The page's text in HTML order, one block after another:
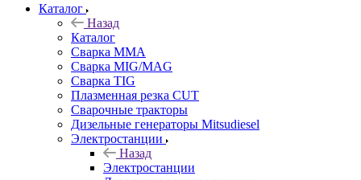
Каталог
Назад
Каталог
Сварка MMA
Сварка MIG/MAG
Сварка TIG
Плазменная резка CUT
Сварочные тракторы
Дизельные генераторы Mitsudiesel
Электростанции
Назад
Электростанции